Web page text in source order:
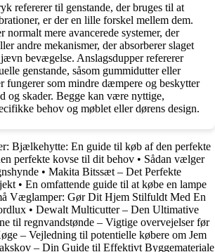
refererer til genstande, der bruges til at
er der en lille forskel mellem dem.
normalt mere avancerede systemer, der
andre mekanismer, der absorberer slaget
bevægelse. Anslagsdupper refererer
genstande, såsom gummidutter eller
fungerer som mindre dæmpere og beskytter
og skader. Begge kan være nyttige,
behov og møblet eller dørens design.
Bjælkehytte: En guide til køb af den perfekte
perfekte kovse til dit behov • Sådan vælger
• Makita Bitssæt – Det Perfekte
• En omfattende guide til at købe en lampe
Væglamper: Gør Dit Hjem Stilfuldt Med En
• Dewalt Multicutter – Den Ultimative
til regnvandstønde – Vigtige overvejelser før
– Vejledning til potentielle købere om Jem
– Din Guide til Effektivt Byggemateriale